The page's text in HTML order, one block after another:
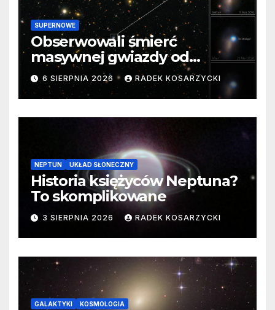
SUPERNOWE
Obserwowali śmierć
masywnej gwiazdy od
samego początku. Niezwykle
cenne dane
6 SIERPNIA 2026 RADEK KOSARZYCKI
NEPTUN UKŁAD SŁONECZNY
Historia księżyców Neptuna?
To skomplikowane
3 SIERPNIA 2026 RADEK KOSARZYCKI
GALAKTYKI KOSMOLOGIA